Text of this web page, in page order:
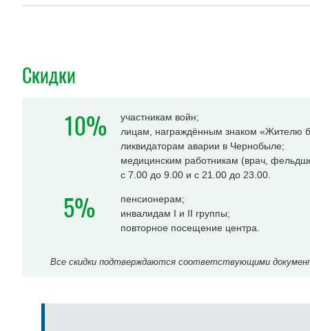
Скидки
10%
участникам войн;
лицам, награждённым знаком «Жителю
ликвидаторам аварии в Чернобыле;
медицинским работникам (врач,
с 7.00 до 9.00 и с 21.00 до 23.00.
5%
пенсионерам;
инвалидам I и II группы;
повторное посещение центра.
Все скидки подтверждаются соответствующими